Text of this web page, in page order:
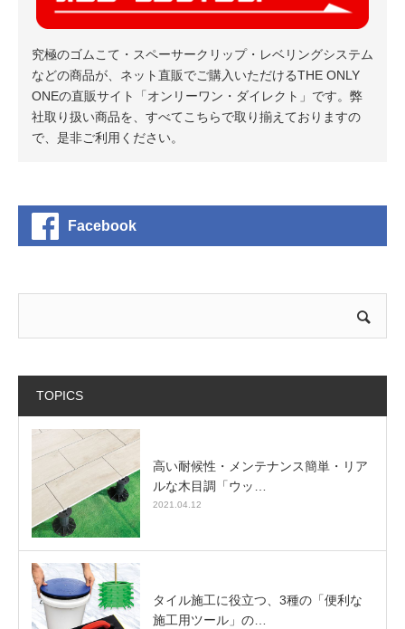
究極のゴムこて・スペーサークリップ・レベリングシステム
などの商品が、ネット直販でご購入いただけるTHE ONLY
ONEの直販サイト「オンリーワン・ダイレクト」です。弊
社取り扱い商品を、すべてこちらで取り揃えておりますの
で、是非ご利用ください。
Facebook
TOPICS
高い耐候性・メンテナンス簡単・リア
ルな木目調「ウッ…
2021.04.12
タイル施工に役立つ、3種の「便利な
施工用ツール」の…